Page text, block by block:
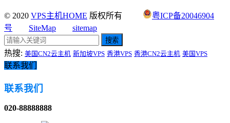
© 2020 VPS主机HOME 版权所有
粤ICP备20046904
号
SiteMap sitemap
搜索
热搜: 美国CN2云主机 新加坡VPS 香港VPS 香港CN2云主机 美国VPS
联系我们
联系我们
020-88888888